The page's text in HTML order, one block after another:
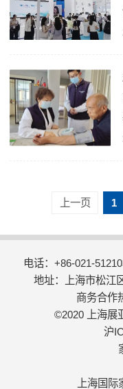
上一页 1
电话：+86-021-
地址：上海市松江
商务合作
©2020 上海展
沪
上海国